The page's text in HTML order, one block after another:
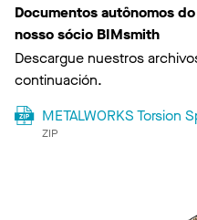
Documentos autônomos
nosso sócio BIMsmith
Descargue nuestros
continuación.
METALWORKS Torsion
ZIP